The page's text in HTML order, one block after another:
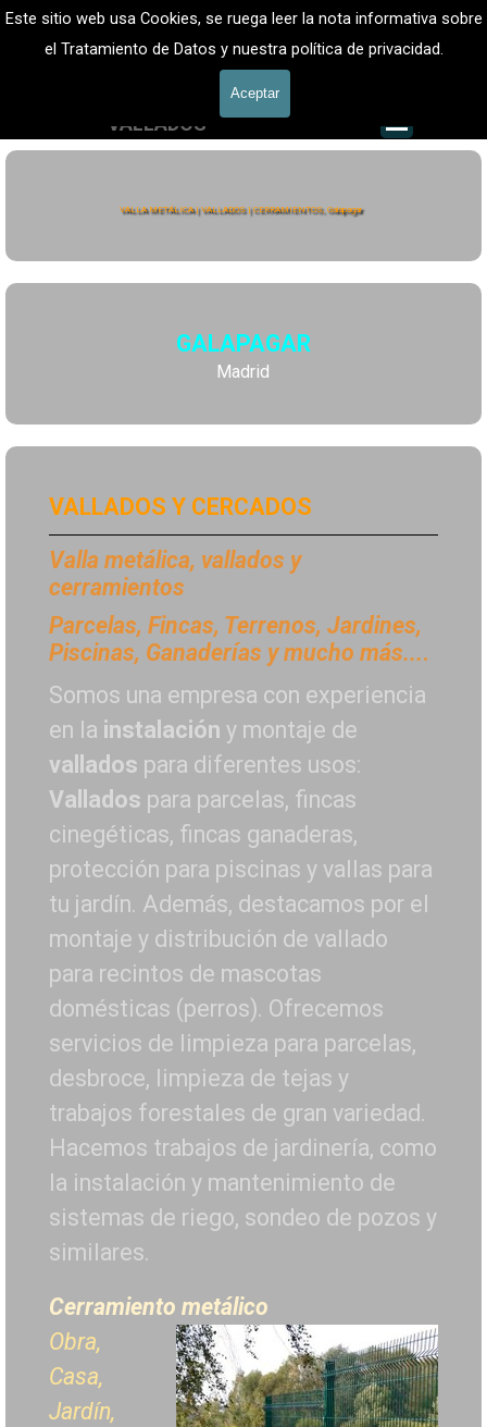
Este sitio web usa Cookies, se ruega leer la nota informativa sobre
el Tratamiento de Datos y nuestra política de privacidad.
Aceptar
Vaya al ContenidoVALLADOS METALICOS MADRID - VALLADO DE FINCAS
Valla Metálica y Vallados fincas
VALLADOS Valla Hércules
601 900 178
VALLA METÁLICA | VALLADOS | CERRAMIENTOS, Galapagar
GALAPAGAR
Madrid
VALLADOS Y CERCADOS
Valla metálica, vallados y
cerramientos
Parcelas, Fincas, Terrenos, Jardines,
Piscinas, Ganaderías y mucho más....
Somos una empresa con experiencia
en la instalación y montaje de
vallados para diferentes usos:
Vallados para parcelas, fincas
cinegéticas, fincas ganaderas,
protección para piscinas y vallas para
tu jardín. Además, destacamos por el
montaje y distribución de vallado
para recintos de mascotas
domésticas (perros). Ofrecemos
servicios de limpieza para parcelas,
desbroce, limpieza de tejas y
trabajos forestales de gran variedad.
Hacemos trabajos de jardinería, como
la instalación y mantenimiento de
sistemas de riego, sondeo de pozos y
similares.
Cerramiento metálico
Obra,
Casa,
Jardín,